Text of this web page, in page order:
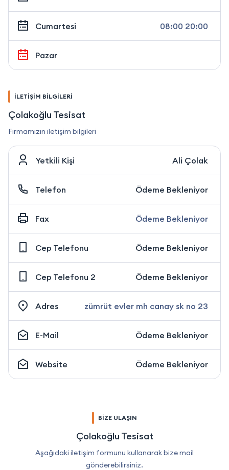
Cumartesi 08:00 20:00
Pazar
İLETİŞİM BİLGİLERİ
Çolakoğlu Tesisat
Firmamızın iletişim bilgileri
Yetkili Kişi Ali Çolak
Telefon Ödeme Bekleniyor
Fax Ödeme Bekleniyor
Cep Telefonu Ödeme Bekleniyor
Cep Telefonu 2 Ödeme Bekleniyor
Adres zümrüt evler mh canay sk no 23
E-Mail Ödeme Bekleniyor
Website Ödeme Bekleniyor
BİZE ULAŞIN
Çolakoğlu Tesisat
Aşağıdaki iletişim formunu kullanarak bize mail
gönderebilirsiniz.